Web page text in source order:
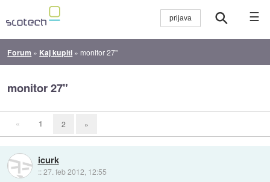
☰
Forum » Kaj kupiti » monitor 27"
monitor 27"
« 1 2 »
icurk
::27. feb 2012, 12:55